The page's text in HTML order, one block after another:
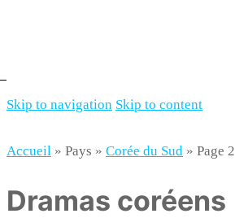
Skip to navigation Skip to content
Accueil » Pays » Corée du Sud » Page 2
Dramas coréens